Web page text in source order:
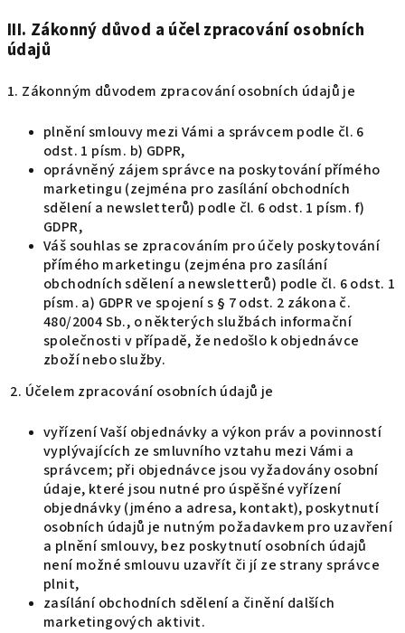
III. Zákonný důvod a účel zpracování osobních
údajů
1. Zákonným důvodem zpracování osobních údajů je
plnění smlouvy mezi Vámi a správcem podle čl. 6
odst. 1 písm. b) GDPR,
oprávněný zájem správce na poskytování přímého
marketingu (zejména pro zasílání obchodních
sdělení a newsletterů) podle čl. 6 odst. 1 písm. f)
GDPR,
Váš souhlas se zpracováním pro účely poskytování
přímého marketingu (zejména pro zasílání
obchodních sdělení a newsletterů) podle čl. 6 odst. 1
písm. a) GDPR ve spojení s § 7 odst. 2 zákona č.
480/2004 Sb., o některých službách informační
společnosti v případě, že nedošlo k objednávce
zboží nebo služby.
2. Účelem zpracování osobních údajů je
vyřízení Vaší objednávky a výkon práv a povinností
vyplývajících ze smluvního vztahu mezi Vámi a
správcem; při objednávce jsou vyžadovány osobní
údaje, které jsou nutné pro úspěšné vyřízení
objednávky (jméno a adresa, kontakt), poskytnutí
osobních údajů je nutným požadavkem pro uzavření
a plnění smlouvy, bez poskytnutí osobních údajů
není možné smlouvu uzavřít či jí ze strany správce
plnit,
zasílání obchodních sdělení a činění dalších
marketingových aktivit.